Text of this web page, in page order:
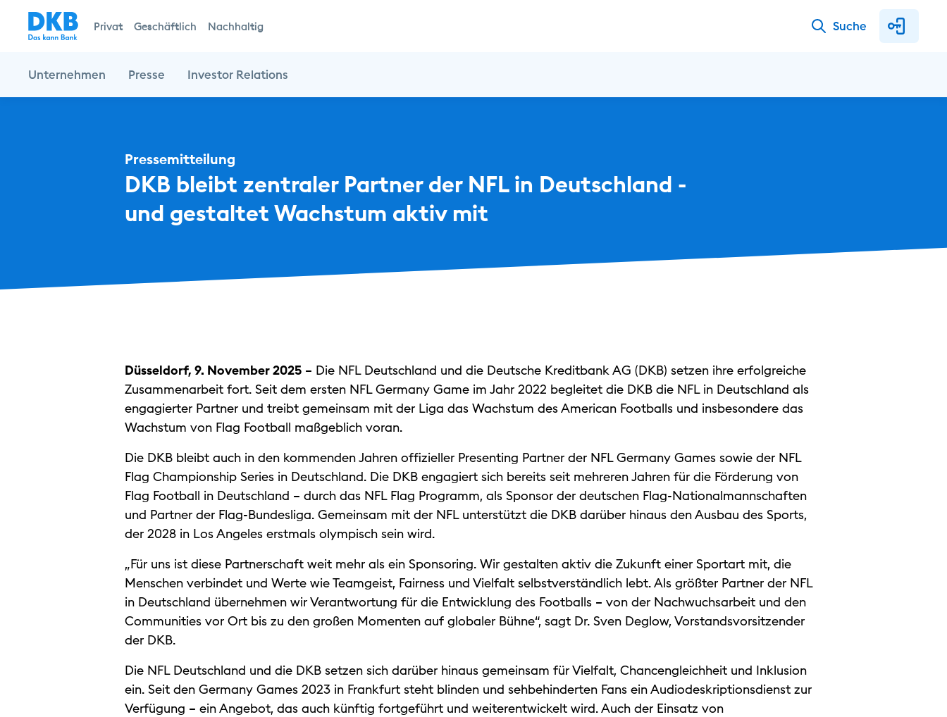
Privat Geschäftlich Nachhaltig Suche
Unternehmen Presse Investor Relations
Pressemitteilung
DKB bleibt zentraler Partner der NFL in Deutschland -
und gestaltet Wachstum aktiv mit
Düsseldorf, 9. November 2025 – Die NFL Deutschland und die Deutsche Kreditbank AG (DKB) setzen ihre erfolgreiche
Zusammenarbeit fort. Seit dem ersten NFL Germany Game im Jahr 2022 begleitet die DKB die NFL in Deutschland als
engagierter Partner und treibt gemeinsam mit der Liga das Wachstum des American Footballs und insbesondere das
Wachstum von Flag Football maßgeblich voran.
Die DKB bleibt auch in den kommenden Jahren offizieller Presenting Partner der NFL Germany Games sowie der NFL
Flag Championship Series in Deutschland. Die DKB engagiert sich bereits seit mehreren Jahren für die Förderung von
Flag Football in Deutschland – durch das NFL Flag Programm, als Sponsor der deutschen Flag-Nationalmannschaften
und Partner der Flag-Bundesliga. Gemeinsam mit der NFL unterstützt die DKB darüber hinaus den Ausbau des Sports,
der 2028 in Los Angeles erstmals olympisch sein wird.
„Für uns ist diese Partnerschaft weit mehr als ein Sponsoring. Wir gestalten aktiv die Zukunft einer Sportart mit, die
Menschen verbindet und Werte wie Teamgeist, Fairness und Vielfalt selbstverständlich lebt. Als größter Partner der NFL
in Deutschland übernehmen wir Verantwortung für die Entwicklung des Footballs – von der Nachwuchsarbeit und den
Communities vor Ort bis zu den großen Momenten auf globaler Bühne“, sagt Dr. Sven Deglow, Vorstandsvorsitzender
der DKB.
Die NFL Deutschland und die DKB setzen sich darüber hinaus gemeinsam für Vielfalt, Chancengleichheit und Inklusion
ein. Seit den Germany Games 2023 in Frankfurt steht blinden und sehbehinderten Fans ein Audiodeskriptionsdienst zur
Verfügung – ein Angebot, das auch künftig fortgeführt und weiterentwickelt wird. Auch der Einsatz von